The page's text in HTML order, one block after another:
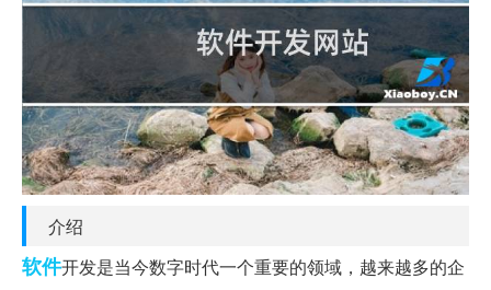
介绍
软件开发是当今数字时代一个重要的领域，越来越多的企